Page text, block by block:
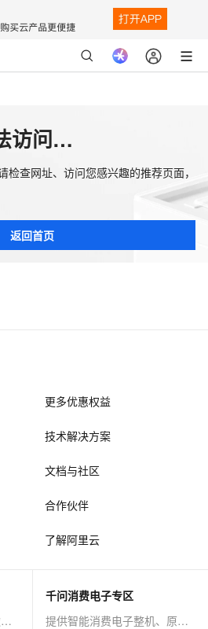
访问…
查网址、访问您感兴趣的推荐页面，
返回首页
更多优惠权益
技术解决方案
文档与社区
合作伙伴
了解阿里云
API、SaaS、服务类近万款商品免费试！
千问消费电子专区
提供智能消费电子整机、原子能力等AI方案